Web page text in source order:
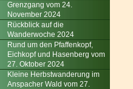
Grenzgang vom 24.
November 2024
Rückblick auf die
Wanderwoche 2024
Rund um den Pfaffenkopf,
Eichkopf und Hasenberg vom
27. Oktober 2024
Kleine Herbstwanderung im
Anspacher Wald vom 27.